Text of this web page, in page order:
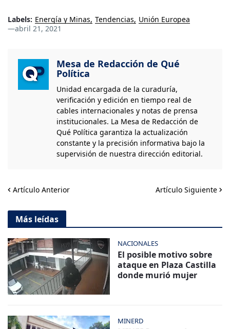
Labels: Energía y Minas Tendencias Unión Europea
—abril 21, 2021
Mesa de Redacción de Qué
Política
Unidad encargada de la curaduría,
verificación y edición en tiempo real de
cables internacionales y notas de prensa
institucionales. La Mesa de Redacción de
Qué Política garantiza la actualización
constante y la precisión informativa bajo la
supervisión de nuestra dirección editorial.
Artículo Anterior Artículo Siguiente
Más leídas
NACIONALES
El posible motivo sobre
ataque en Plaza Castilla
donde murió mujer
MINERD